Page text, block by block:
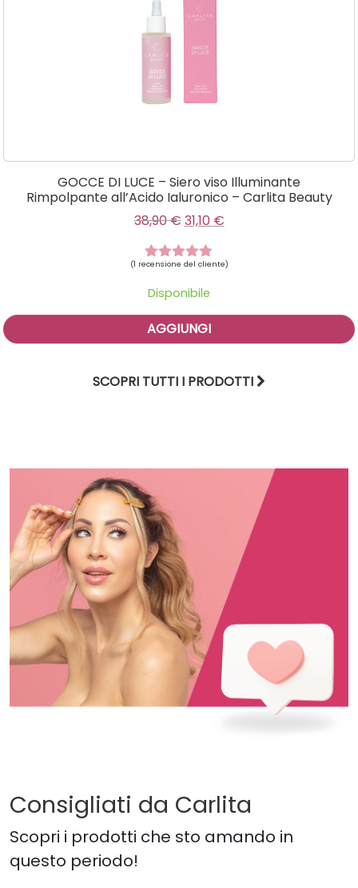
GOCCE DI LUCE – Siero viso Illuminante
Rimpolpante all’Acido Ialuronico – Carlita Beauty
38,90€Il prezzo originale era:
31,10 €Il prezzo attuale è:
Valutato
su base
1
(1 recensione del cliente)
Disponibile
AGGIUNGI
SCOPRI TUTTI I PRODOTTI
Consigliati da Carlita
Scopri i prodotti che sto amando in
questo periodo!